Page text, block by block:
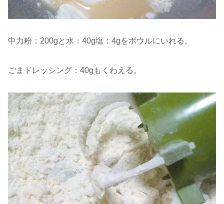
中力粉：200gと水：40g塩：4gをボウルにいれる。
ごまドレッシング：40gもくわえる。